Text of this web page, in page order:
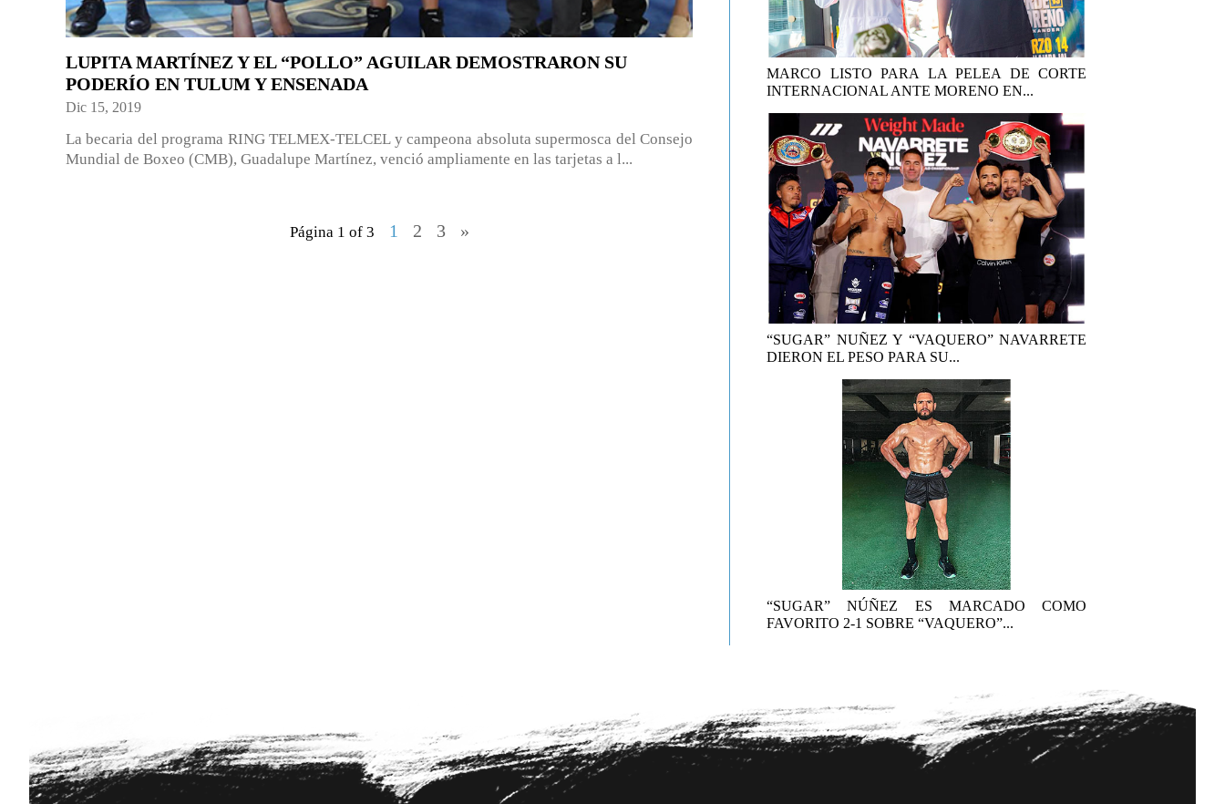
LUPITA MARTÍNEZ Y EL “POLLO” AGUILAR DEMOSTRARON SU
PODERÍO EN TULUM Y ENSENADA
Dic 15, 2019
La becaria del programa RING TELMEX-TELCEL y campeona absoluta supermosca del Consejo
Mundial de Boxeo (CMB), Guadalupe Martínez, venció ampliamente en las tarjetas a l...
Página 1 of 3 1 2 3 »
MARCO LISTO PARA LA PELEA DE CORTE
INTERNACIONAL ANTE MORENO EN...
“SUGAR” NUÑEZ Y “VAQUERO” NAVARRETE
DIERON EL PESO PARA SU...
“SUGAR” NÚÑEZ ES MARCADO COMO
FAVORITO 2-1 SOBRE “VAQUERO”...